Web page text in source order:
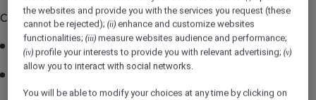
Ce que l'établissement vous offre :
Salaire :20.24 $/H
Avantages et taux réduits
hôtels Accor mondialement (plus de 5700 hôtels)!
the websites and provide you with the services you request (these
cannot be rejected);(ii) enhance and customize websites
functionalities;(iii) measure websites audience and performance;
(iv) profile your interests to provide you with relevant advertising;(v)
allow you to interact with social networks.
You will be able to modify your choices at any time by clicking on